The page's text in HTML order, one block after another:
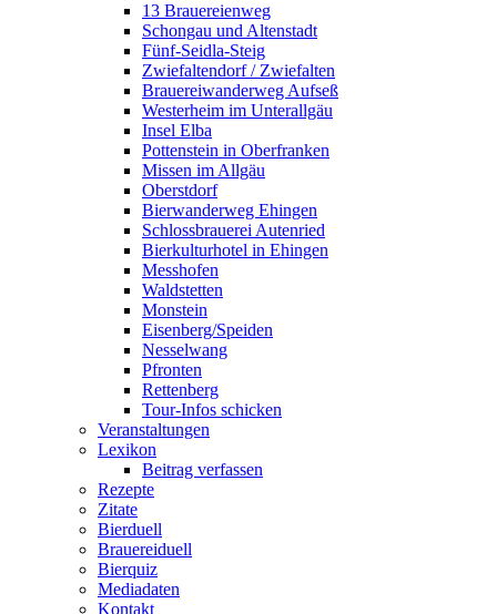
13 Brauereienweg
Schongau und Altenstadt
Fünf-Seidla-Steig
Zwiefaltendorf / Zwiefalten
Brauereiwanderweg Aufseß
Westerheim im Unterallgäu
Insel Elba
Pottenstein in Oberfranken
Missen im Allgäu
Oberstdorf
Bierwanderweg Ehingen
Schlossbrauerei Autenried
Bierkulturhotel in Ehingen
Messhofen
Waldstetten
Monstein
Eisenberg/Speiden
Nesselwang
Pfronten
Rettenberg
Tour-Infos schicken
Veranstaltungen
Lexikon
Beitrag verfassen
Rezepte
Zitate
Bierduell
Brauereiduell
Bierquiz
Mediadaten
Kontakt